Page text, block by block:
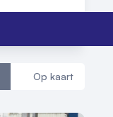
Op kaart